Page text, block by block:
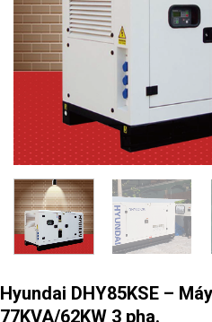
Hyundai DHY85KSE –
77KVA/62KW 3 pha.